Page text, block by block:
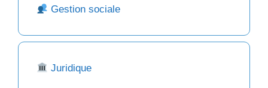
Gestion sociale
Juridique